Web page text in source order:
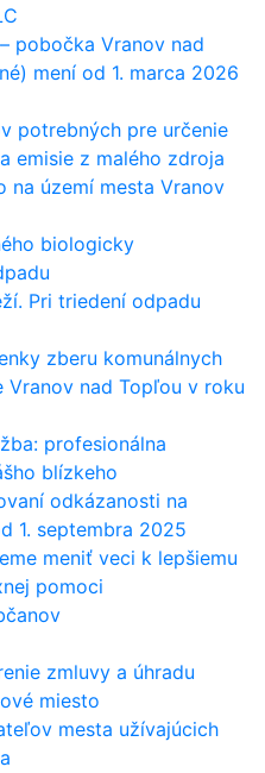
pobočka Vranov nad
mení od 1. marca 2026
potrebných pre určenie
emisie z malého zdroja
na území mesta Vranov
biologicky
Pri triedení odpadu
zberu komunálnych
Vranov nad Topľou v roku
profesionálna
blízkeho
odkázanosti na
1. septembra 2025
meniť veci k lepšiemu
pomoci
zmluvy a úhradu
miesto
mesta užívajúcich